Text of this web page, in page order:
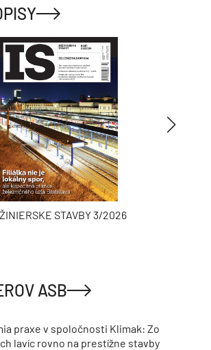
STAVBY 3/2026
ASB
praxe v spoločnosti Klimak: Zo
lavíc rovno na prestížne stavby